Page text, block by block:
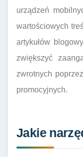
urządzeń
wartościowych
artykułów
zwiększyć
zwrotnych
promocyjnych.
Jakie